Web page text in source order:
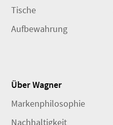
Tische
Aufbewahrung
Über Wagner
Markenphilosophie
Nachhaltigkeit